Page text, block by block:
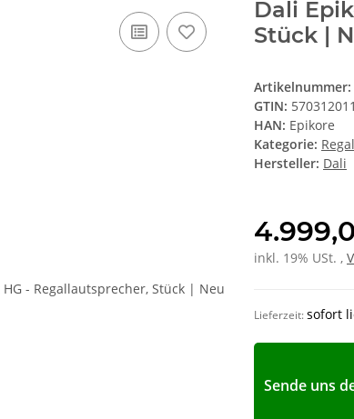
Dali
Stück |
Artikelnummer:
GTIN:
HAN: Epikore
Kategorie:
Hersteller: Dali
inkl. 19% USt. ,
Lieferzeit:sofort
Sende uns